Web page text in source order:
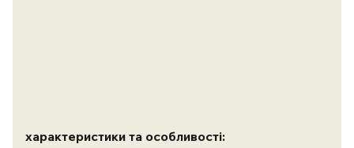
характеристики та особливості: